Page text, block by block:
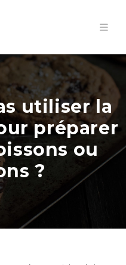
utiliser la
préparer
ou
?